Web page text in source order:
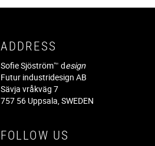
ADDRESS
Sofie Sjöström™ design
Futur industridesign AB
Sävja vråkväg 7
757 56 Uppsala, SWEDEN
FOLLOW US